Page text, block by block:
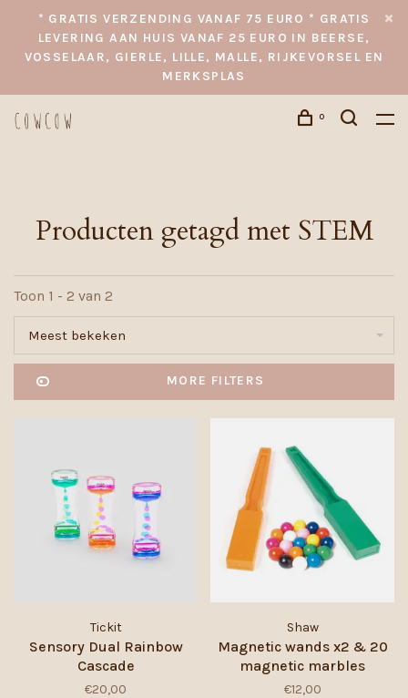
* GRATIS VERZENDING VANAF 75 EURO * GRATIS
LEVERING AAN HUIS VANAF 25 EURO IN BEERSE,
VOSSELAAR, GIERLE, LILLE, MALLE, RIJKEVORSEL EN
MERKSPLAS
0
Producten getagd met STEM
Toon 1 - 2 van 2
Meest bekeken
MORE FILTERS
Tickit
Sensory Dual Rainbow
Cascade
€20,00
Shaw
Magnetic wands x2 & 20
magnetic marbles
€12,00